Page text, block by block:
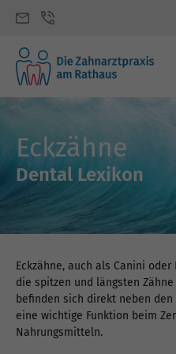
Eckzähne
Dental Lexikon
Eckzähne, auch als Canini
die spitzen und längsten
befinden sich direkt neben
eine wichtige Funktion beim
Nahrungsmitteln.